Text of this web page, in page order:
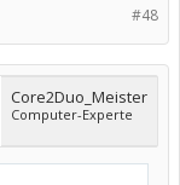
#48
Core2Duo_Meister
Computer-Experte